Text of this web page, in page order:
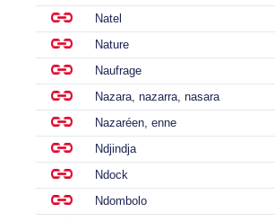
Natel
Nature
Naufrage
Nazara, nazarra, nasara
Nazaréen, enne
Ndjindja
Ndock
Ndombolo